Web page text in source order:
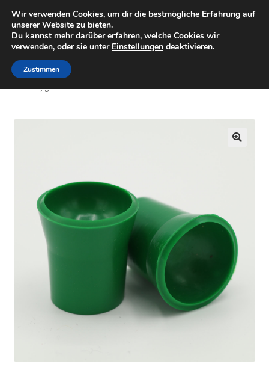
Zur
Navigation
springen
Zum
Inhalt
springen
Minigolfartikel
Shop
Mein Konto
Warenkorb
Start Minigolfzubehör
2 Stück, grün
Wir verwenden Cookies, um dir die bestmögliche Erfahrung auf
unserer Website zu bieten.
Du kannst mehr darüber erfahren, welche Cookies wir
verwenden, oder sie unter Einstellungen deaktivieren.
Zustimmen